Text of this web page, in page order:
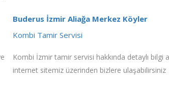
Buderus İzmir Aliağa Merkez Köyler
Kombi Tamir Servisi
Kombi İzmir tamir servisi hakkında detaylı bilgi
internet sitemiz üzerinden bizlere ulaşabilirsiniz